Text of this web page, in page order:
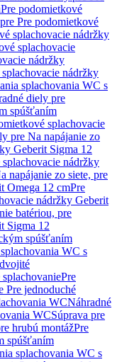
Pre podomietkové
Pre podomietkové
splachovacie nádržky
splachovacie
nádržky
nádržky
splachovania WC s
diely pre
spúšťaním
splachovacie
pre Na napájanie zo
Geberit Sigma 12
nádržky
napájanie zo siete, pre
Omega 12 cmPre
nádržky Geberit
batériou, pre
Sigma 12
spúšťaním
WC s
Pre
Pre jednoduché
WCNáhradné
WCSúprava pre
hrubú montážPre
spúšťaním
splachovania WC s